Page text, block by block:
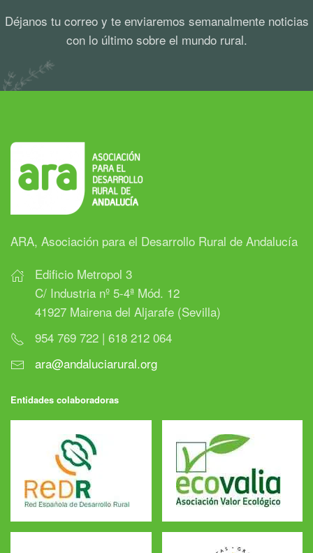
Déjanos tu correo y te enviaremos semanalmente noticias
con lo último sobre el mundo rural.
ARA, Asociación para el Desarrollo Rural de Andalucía
Edificio Metropol 3
C/ Industria nº 5-4ª Mód. 12
41927 Mairena del Aljarafe (Sevilla)
954 769 722 | 618 212 064
ara@andaluciarural.org
Entidades colaboradoras